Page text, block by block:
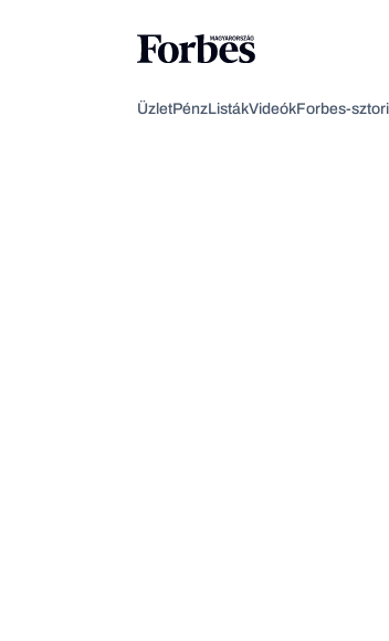
ÜzletPénzListákVideókForbes-sztori